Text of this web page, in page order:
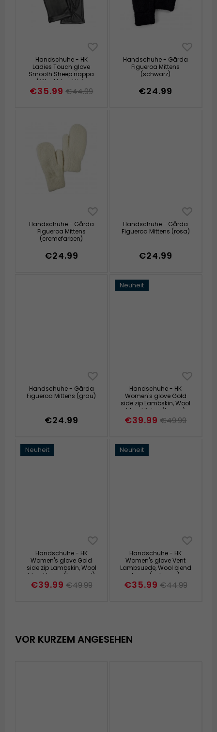
Handschuhe - HK
Ladies Touch glove
Smooth Sheep nappa
w/ Wool blend lining
(Schwarz)
€35.99 €44.99
Handschuhe - Gårda
Figueroa Mittens
(schwarz)
€24.99
Handschuhe - Gårda
Figueroa Mittens
(cremefarben)
€24.99
Handschuhe - Gårda
Figueroa Mittens (rosa)
€24.99
Handschuhe - Gårda
Figueroa Mittens (grau)
€24.99
Neuheit
Handschuhe - HK
Women's glove Gold
side zip Lambskin, Wool
blend lining (braun)
€39.99 €49.99
Neuheit
Handschuhe - HK
Women's glove Gold
side zip Lambskin, Wool
blend lining (burgund)
€39.99 €49.99
Neuheit
Handschuhe - HK
Women's glove Vent
Lambsuede, Wool blend
lining (schwarz)
€35.99 €44.99
VOR KURZEM ANGESEHEN